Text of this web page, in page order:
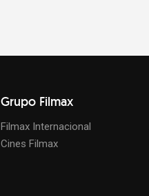
Grupo Filmax
Filmax Internacional
Cines Filmax